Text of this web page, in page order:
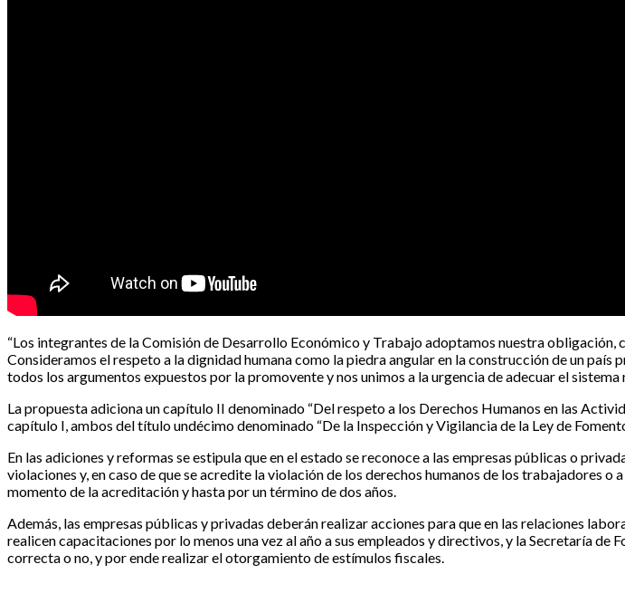
“Los integrantes de la Comisión de Desarrollo Económico y Trabajo adoptamos nuestra
Consideramos el respeto a la dignidad humana como la piedra angular en la construcción de un
todos los argumentos expuestos por la promovente y nos unimos a la urgencia de adecuar el
La propuesta adiciona un capítulo II denominado “Del respeto a los Derechos Humanos en las
capítulo I, ambos del título undécimo denominado “De la Inspección y Vigilancia de la Ley de
En las adiciones y reformas se estipula que en el estado se reconoce a las empresas públicas o
violaciones y, en caso de que se acredite la violación de los derechos humanos de los trabajadores
momento de la acreditación y hasta por un término de dos años.
Además, las empresas públicas y privadas deberán realizar acciones para que en las relaciones
realicen capacitaciones por lo menos una vez al año a sus empleados y directivos, y la Secretaría
correcta o no, y por ende realizar el otorgamiento de estímulos fiscales.